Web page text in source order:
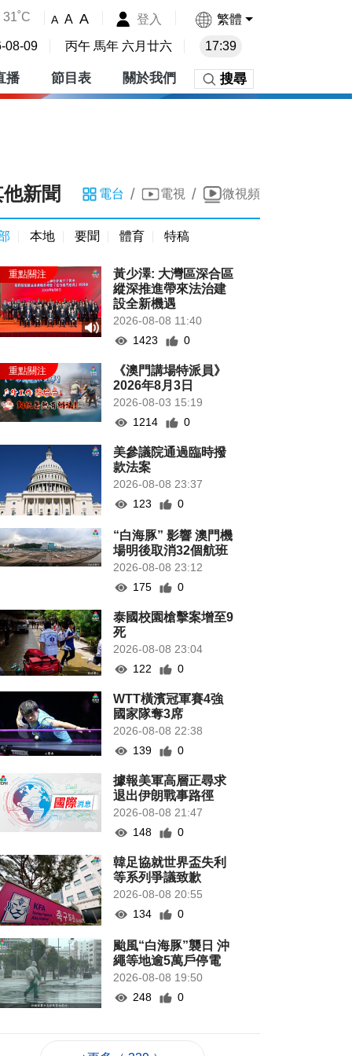
31˚C A A A 登入 繁體
08-09 丙午 馬年 六月廿六 17:39
播 節目表 關於我們 搜尋
新聞 電台 / 電視 / 微視頻
本地 要聞 體育 特稿
黃少澤: 大灣區深合區
縱深推進帶來法治建
設全新機遇
2026-08-08 11:40
1423
0
《澳門講場特派員》
2026年8月3日
2026-08-03 15:19
1214
0
美參議院通過臨時撥
款法案
2026-08-08 23:37
123
0
“白海豚” 影響 澳門機
場明後取消32個航班
2026-08-08 23:12
175
0
泰國校園槍擊案增至9
死
2026-08-08 23:04
122
0
WTT橫濱冠軍賽4強
國家隊奪3席
2026-08-08 22:38
139
0
據報美軍高層正尋求
退出伊朗戰事路徑
2026-08-08 21:47
148
0
韓足協就世界盃失利
等系列爭議致歉
2026-08-08 20:55
134
0
颱風“白海豚”襲日 沖
繩等地逾5萬戶停電
2026-08-08 19:50
248
0